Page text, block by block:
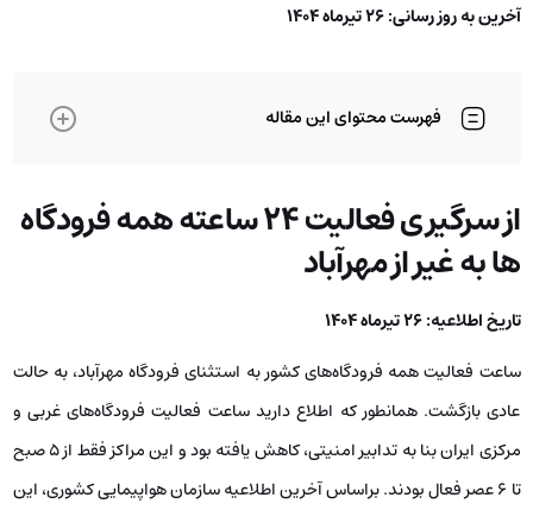
آخرین به روز رسانی: 26 تیرماه 1404
فهرست محتوای این مقاله
از سرگیری فعالیت 24 ساعته همه فرودگاه‌
ها به غیر از مهرآباد
تاریخ اطلاعیه: 26 تیرماه 1404
ساعت فعالیت همه فرودگاه‌های کشور به استثنای فرودگاه مهرآباد، به حالت
عادی بازگشت. همانطور که اطلاع دارید ساعت فعالیت فرودگاه‌های غربی و
مرکزی ایران بنا به تدابیر امنیتی، کاهش یافته بود و این مراکز فقط از 5 صبح
تا 6 عصر فعال بودند. براساس آخرین اطلاعیه سازمان هواپیمایی کشوری، این